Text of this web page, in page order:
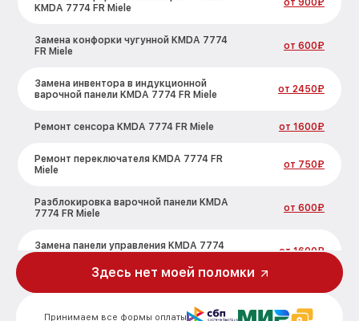
KMDA 7774 FR Miele
от 900₽
Замена конфорки чугунной KMDA 7774
FR Miele
от 600₽
Замена инвентора в индукционной
варочной панели KMDA 7774 FR Miele
от 2450₽
Ремонт сенсора KMDA 7774 FR Miele от 1600₽
Ремонт переключателя KMDA 7774 FR
Miele
от 750₽
Разблокировка варочной панели KMDA
7774 FR Miele
от 600₽
Замена панели управления KMDA 7774
от 1600₽
от 1900₽
Принимаем все формы оплаты
Здесь нет моей поломки